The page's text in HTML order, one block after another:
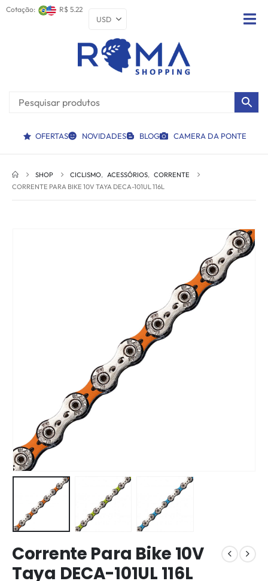
Cotação: R$ 5.22
OFERTAS NOVIDADES BLOG CAMERA DA PONTE
SHOP CICLISMO, ACESSÓRIOS, CORRENTE
CORRENTE PARA BIKE 10V TAYA DECA-101UL 116L
Corrente Para Bike 10V
Taya DECA-101UL 116L